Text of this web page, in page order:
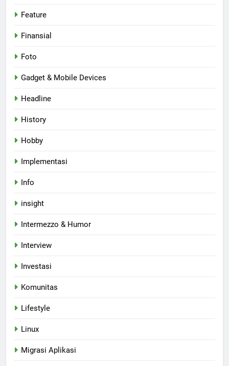
Feature
Finansial
Foto
Gadget & Mobile Devices
Headline
History
Hobby
Implementasi
Info
insight
Intermezzo & Humor
Interview
Investasi
Komunitas
Lifestyle
Linux
Migrasi Aplikasi